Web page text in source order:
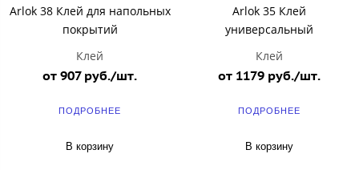
Arlok 38 Клей для напольных
покрытий
Клей
от 907 руб./шт.
ПОДРОБНЕЕ
В корзину
Arlok 35 Клей
универсальный
Клей
от 1179 руб./шт.
ПОДРОБНЕЕ
В корзину